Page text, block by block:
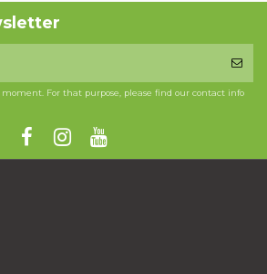
For that purpose, please find our contact info